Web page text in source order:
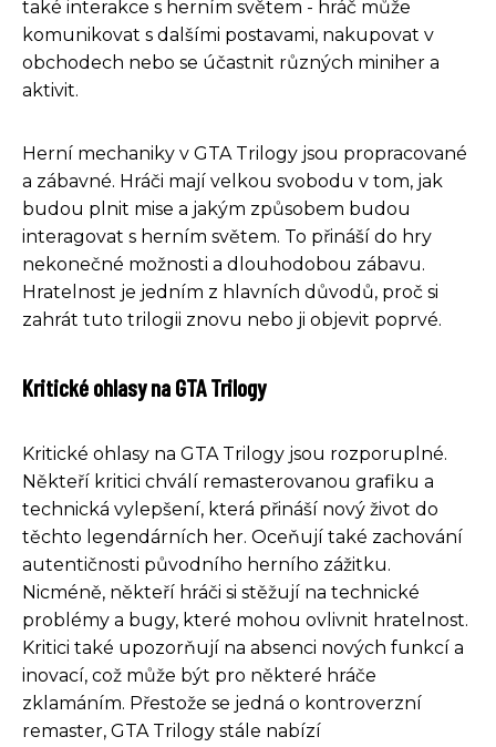
také interakce s herním světem - hráč může
komunikovat s dalšími postavami, nakupovat v
obchodech nebo se účastnit různých miniher a
aktivit.
Herní mechaniky v GTA Trilogy jsou propracované
a zábavné. Hráči mají velkou svobodu v tom, jak
budou plnit mise a jakým způsobem budou
interagovat s herním světem. To přináší do hry
nekonečné možnosti a dlouhodobou zábavu.
Hratelnost je jedním z hlavních důvodů, proč si
zahrát tuto trilogii znovu nebo ji objevit poprvé.
Kritické ohlasy na GTA Trilogy
Kritické ohlasy na GTA Trilogy jsou rozporuplné.
Někteří kritici chválí remasterovanou grafiku a
technická vylepšení, která přináší nový život do
těchto legendárních her. Oceňují také zachování
autentičnosti původního herního zážitku.
Nicméně, někteří hráči si stěžují na technické
problémy a bugy, které mohou ovlivnit hratelnost.
Kritici také upozorňují na absenci nových funkcí a
inovací, což může být pro některé hráče
zklamáním. Přestože se jedná o kontroverzní
remaster, GTA Trilogy stále nabízí